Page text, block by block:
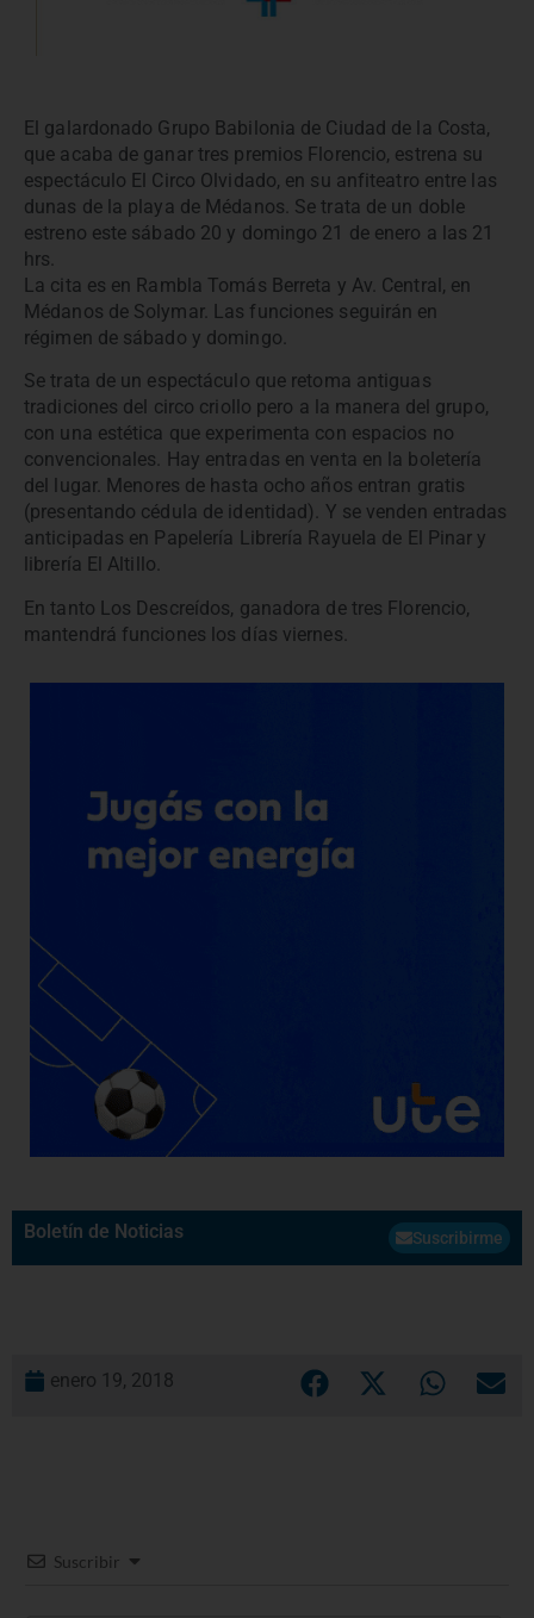
El galardonado Grupo Babilonia de Ciudad de la Costa,
que acaba de ganar tres premios Florencio, estrena su
espectáculo El Circo Olvidado, en su anfiteatro entre las
dunas de la playa de Médanos. Se trata de un doble
estreno este sábado 20 y domingo 21 de enero a las 21
hrs.
La cita es en Rambla Tomás Berreta y Av. Central, en
Médanos de Solymar. Las funciones seguirán en
régimen de sábado y domingo.
Se trata de un espectáculo que retoma antiguas
tradiciones del circo criollo pero a la manera del grupo,
con una estética que experimenta con espacios no
convencionales. Hay entradas en venta en la boletería
del lugar. Menores de hasta ocho años entran gratis
(presentando cédula de identidad). Y se venden entradas
anticipadas en Papelería Librería Rayuela de El Pinar y
librería El Altillo.
En tanto Los Descreídos, ganadora de tres Florencio,
mantendrá funciones los días viernes.
Boletín de Noticias Suscribirme
enero 19, 2018
Suscribir